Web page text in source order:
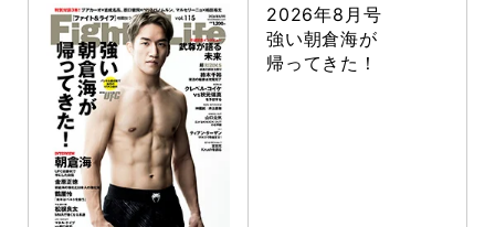
2026年8月号
強い朝倉海が
帰ってきた！